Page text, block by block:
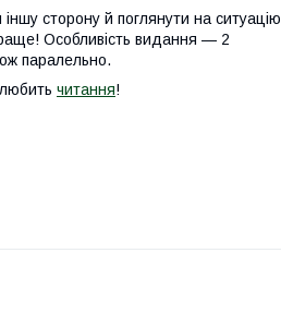
сторону й поглянути на ситуацію
Особливість видання — 2
паралельно.
читання!